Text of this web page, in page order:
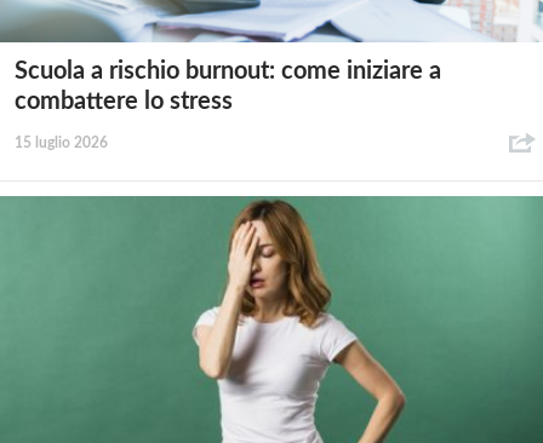
Scuola a rischio burnout: come iniziare a
combattere lo stress
15 luglio 2026